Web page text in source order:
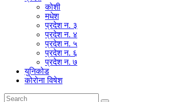
कोशी
मधेश
प्रदेश न. ३
प्रदेश न. ४
प्रदेश न. ५
प्रदेश न. ६
प्रदेश न. ७
युनिकोड
कोरोना विषेश